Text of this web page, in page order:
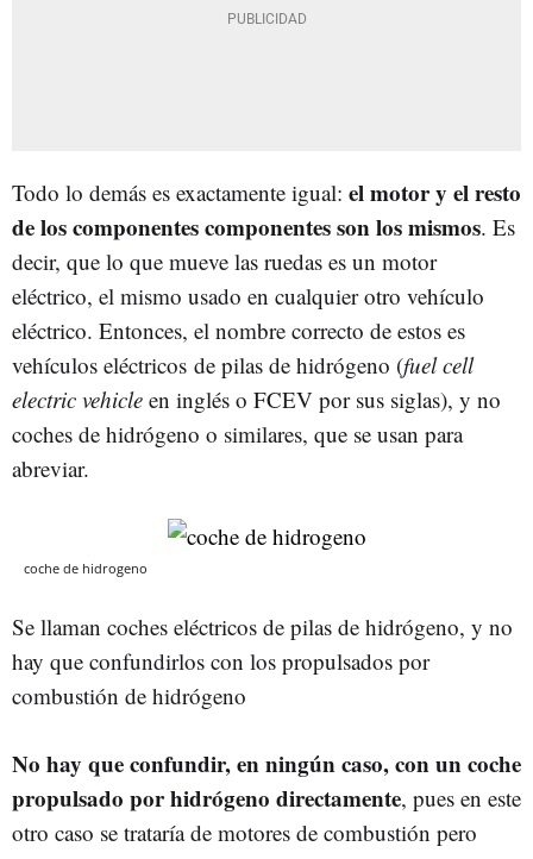
Todo lo demás es exactamente igual: el motor y el resto
de los componentes componentes son los mismos. Es
decir, que lo que mueve las ruedas es un motor
eléctrico, el mismo usado en cualquier otro vehículo
eléctrico. Entonces, el nombre correcto de estos es
vehículos eléctricos de pilas de hidrógeno (fuel cell
electric vehicle en inglés o FCEV por sus siglas), y no
coches de hidrógeno o similares, que se usan para
abreviar.
coche de hidrogeno
Se llaman coches eléctricos de pilas de hidrógeno, y no
hay que confundirlos con los propulsados por
combustión de hidrógeno
No hay que confundir, en ningún caso, con un coche
propulsado por hidrógeno directamente, pues en este
otro caso se trataría de motores de combustión pero